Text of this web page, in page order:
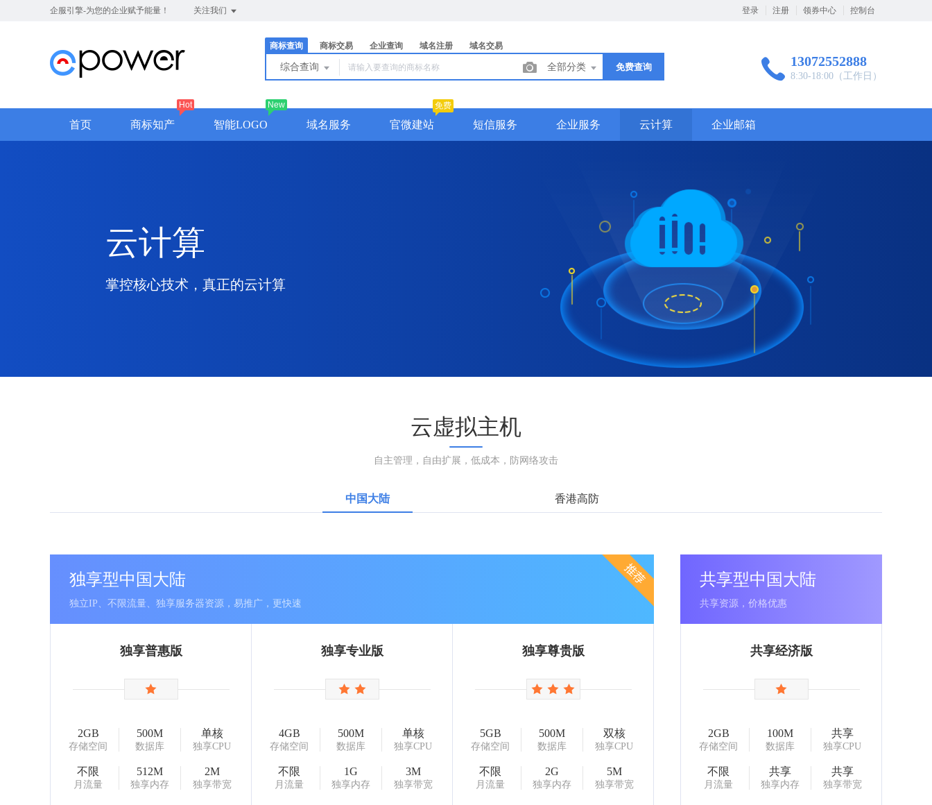
企服引擎-为您的企业赋予能量！ 关注我们 登录 注册 领券中心 控制台
商标查询 商标交易 企业查询 域名注册 域名交易
综合查询 全部分类 免费查询 13072552888
8:30-18:00（工作日）
首页 商标知产
Hot
智能LOGO
New
域名服务 官微建站
免费
短信服务 企业服务 云计算 企业邮箱
云计算
掌控核心技术，真正的云计算
云虚拟主机
自主管理，自由扩展，低成本，防网络攻击
中国大陆 香港高防
独享型中国大陆
独立IP、不限流量、独享服务器资源，易推广，更快速
独享普惠版
2GB
存储空间
500M
数据库
单核
独享CPU
不限
月流量
512M
独享内存
2M
独享带宽
独享专业版
4GB
存储空间
500M
数据库
单核
独享CPU
不限
月流量
1G
独享内存
3M
独享带宽
独享尊贵版
5GB
存储空间
500M
数据库
双核
独享CPU
不限
月流量
2G
独享内存
5M
独享带宽
共享型中国大陆
共享资源，价格优惠
共享经济版
2GB
存储空间
100M
数据库
共享
独享CPU
不限
月流量
共享
独享内存
共享
独享带宽